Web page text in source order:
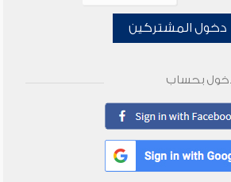
دخول المشتركين
بحساب